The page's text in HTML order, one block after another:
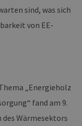
sind, was sich
von EE-
„Energieholz
fand am 9.
Wärmesektors